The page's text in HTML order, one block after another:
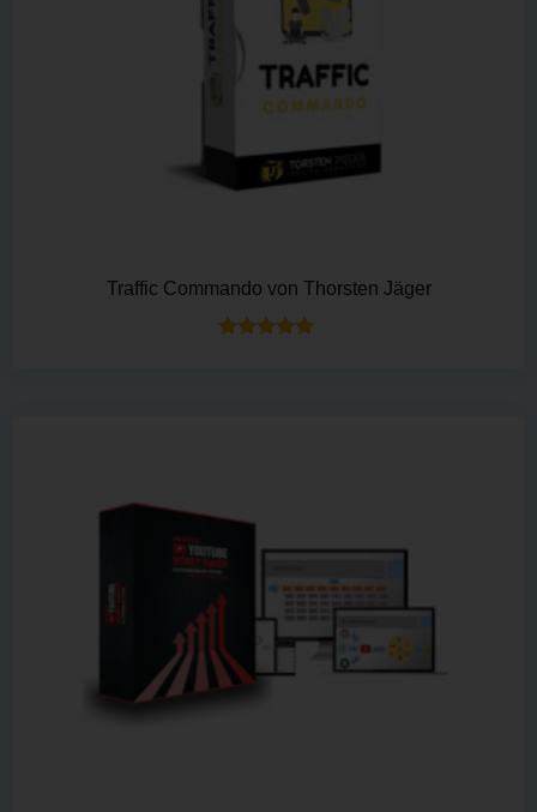
Traffic Commando von Thorsten Jäger